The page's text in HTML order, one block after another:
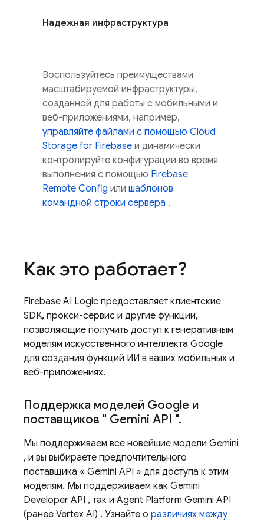
Надежная инфраструктура
Воспользуйтесь преимуществами
масштабируемой инфраструктуры,
созданной для работы с мобильными и
веб-приложениями, например,
управляйте файлами с помощью Cloud
Storage for Firebase и динамически
контролируйте конфигурации во время
выполнения с помощью Firebase
Remote Config или шаблонов
командной строки сервера .
Как это работает?
Firebase AI Logic предоставляет клиентские
SDK, прокси-сервис и другие функции,
позволяющие получить доступ к генеративным
моделям искусственного интеллекта Google
для создания функций ИИ в ваших мобильных и
веб-приложениях.
Поддержка моделей Google и
поставщиков " Gemini API ".
Мы поддерживаем все новейшие модели Gemini
, и вы выбираете предпочтительного
поставщика « Gemini API » для доступа к этим
моделям. Мы поддерживаем как Gemini
Developer API , так и Agent Platform Gemini API
(ранее Vertex AI) . Узнайте о различиях между